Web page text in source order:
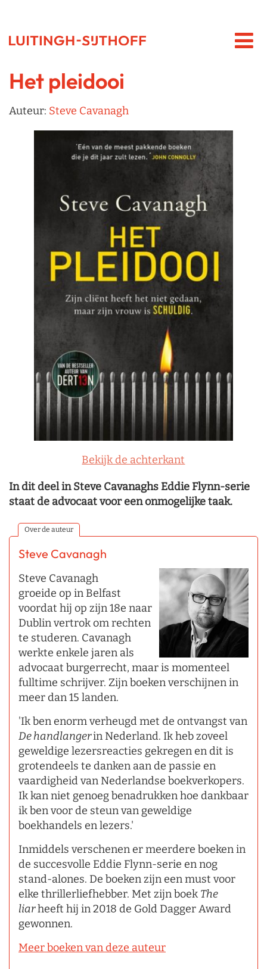
Het pleidooi
Auteur: Steve Cavanagh
Bekijk de achterkant
In dit deel in Steve Cavanaghs Eddie Flynn-serie
staat de advocaat voor een onmogelijke taak.
Over de auteur
Steve Cavanagh
Steve Cavanagh
groeide op in Belfast
voordat hij op zijn 18e naar
Dublin vertrok om rechten
te studeren. Cavanagh
werkte enkele jaren als
advocaat burgerrecht, maar is momenteel
fulltime schrijver. Zijn boeken verschijnen in
meer dan 15 landen.
'Ik ben enorm verheugd met de ontvangst van
De handlangerin Nederland. Ik heb zoveel
geweldige lezersreacties gekregen en dit is
grotendeels te danken aan de passie en
vaardigheid van Nederlandse boekverkopers.
Ik kan niet genoeg benadrukken hoe dankbaar
ik ben voor de steun van geweldige
boekhandels en lezers.'
Inmiddels verschenen er meerdere boeken in
de succesvolle Eddie Flynn-serie en nog
stand-alones. De boeken zijn een must voor
elke thrillerliefhebber. Met zijn boek The
liarheeft hij in 2018 de Gold Dagger Award
gewonnen.
Meer boeken van deze auteur